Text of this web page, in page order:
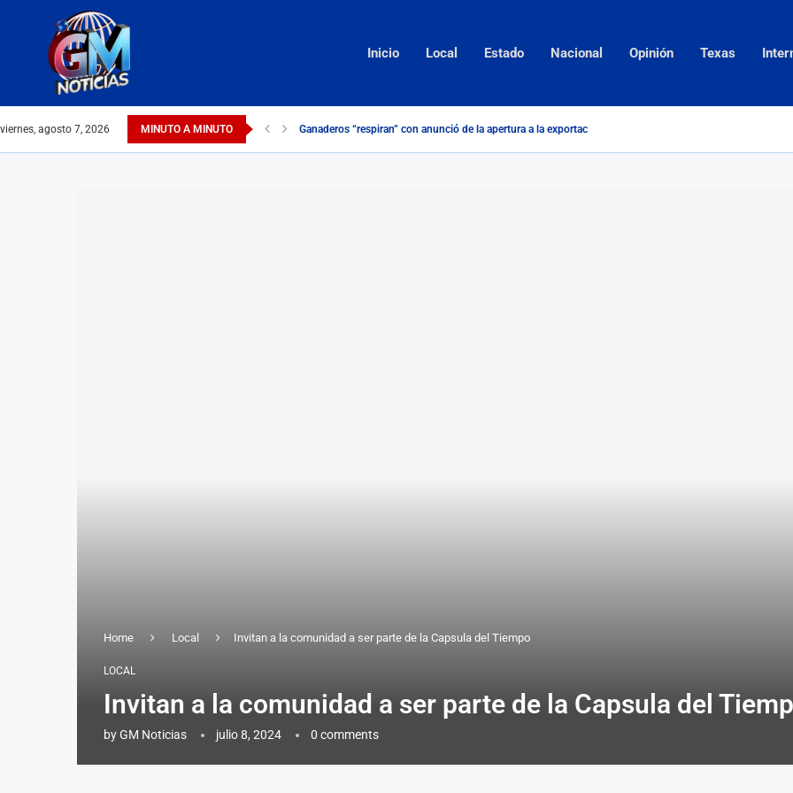
Inicio Local Estado Nacional Opinión Texas
viernes, agosto 7, 2026 MINUTO A MINUTO Ganaderos “respiran” con anunció de la apertura a la exportación
Home Local Invitan a la comunidad a ser parte de la Capsula del Tiempo
LOCAL
Invitan a la comunidad a ser parte de la Capsula del
byGM Noticias julio 8, 2024 0 comments